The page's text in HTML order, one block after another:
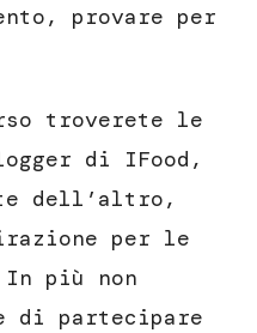
provare per
troverete le
di IFood,
dell’altro,
per le
più non
di partecipare